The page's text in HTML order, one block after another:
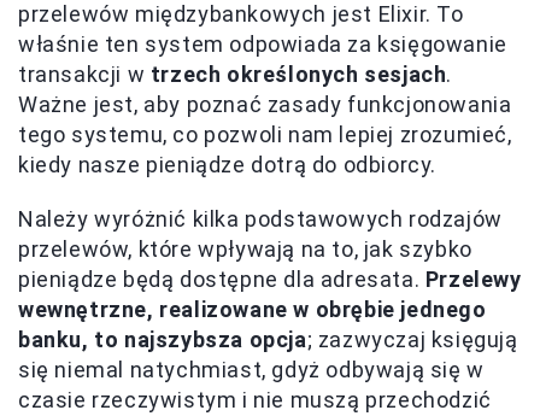
przelewów międzybankowych jest Elixir. To
właśnie ten system odpowiada za księgowanie
transakcji w trzech określonych sesjach.
Ważne jest, aby poznać zasady funkcjonowania
tego systemu, co pozwoli nam lepiej zrozumieć,
kiedy nasze pieniądze dotrą do odbiorcy.
Należy wyróżnić kilka podstawowych rodzajów
przelewów, które wpływają na to, jak szybko
pieniądze będą dostępne dla adresata. Przelewy
wewnętrzne, realizowane w obrębie jednego
banku, to najszybsza opcja; zazwyczaj księgują
się niemal natychmiast, gdyż odbywają się w
czasie rzeczywistym i nie muszą przechodzić